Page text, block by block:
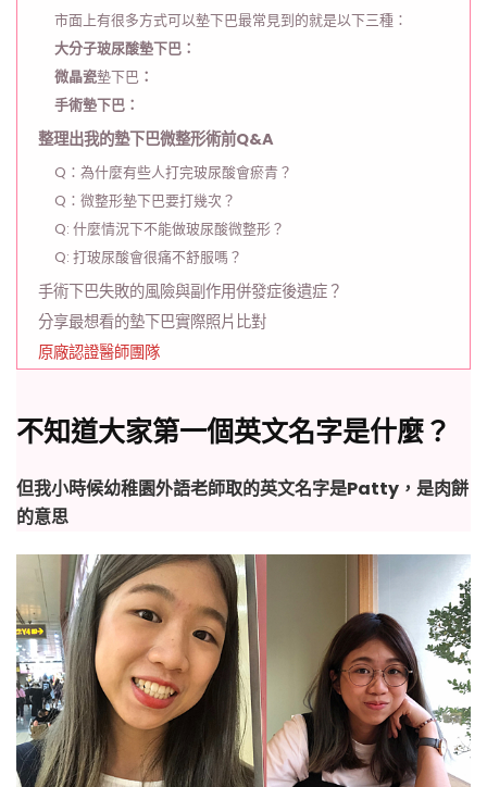
市面上有很多方式可以墊下巴最常見到的就是以下三種：
大分子玻尿酸墊下巴：
微晶瓷墊下巴：
手術墊下巴：
整理出我的墊下巴微整形術前Q&A
Q：為什麼有些人打完玻尿酸會瘀青？
Q：微整形墊下巴要打幾次？
Q: 什麼情況下不能做玻尿酸微整形？
Q: 打玻尿酸會很痛不舒服嗎？
手術下巴失敗的風險與副作用併發症後遺症？
分享最想看的墊下巴實際照片比對
原廠認證醫師團隊
不知道大家第一個英文名字是什麼？
但我小時候幼稚園外語老師取的英文名字是Patty，是肉餅
的意思